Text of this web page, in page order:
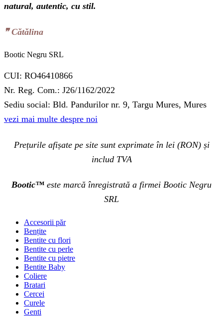
natural, autentic, cu stil.
❞‬ Cătălina
Bootic Negru SRL
CUI: RO46410866
Nr. Reg. Com.: J26/1162/2022
Sediu social: Bld. Pandurilor nr. 9, Targu Mures, Mures
vezi mai multe despre noi
Prețurile afișate pe site sunt exprimate în lei (RON) și
includ TVA
Bootic™ este marcă înregistrată a firmei Bootic Negru
SRL
Accesorii păr
Bențite
Bentite cu flori
Bentite cu perle
Bentite cu pietre
Bentite Baby
Coliere
Bratari
Cercei
Curele
Genti